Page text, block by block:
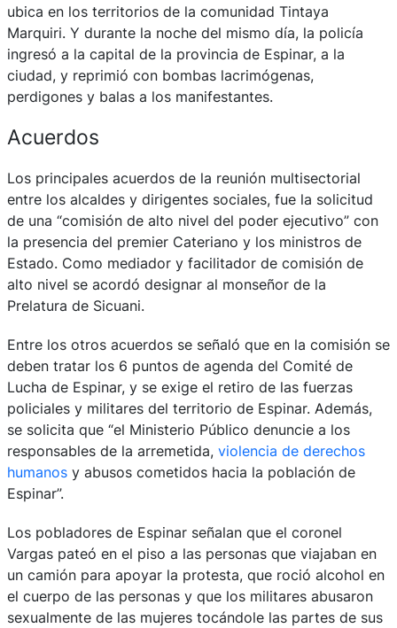
ubica en los territorios de la comunidad Tintaya
Marquiri. Y durante la noche del mismo día, la policía
ingresó a la capital de la provincia de Espinar, a la
ciudad, y reprimió con bombas lacrimógenas,
perdigones y balas a los manifestantes.
Acuerdos
Los principales acuerdos de la reunión multisectorial
entre los alcaldes y dirigentes sociales, fue la solicitud
de una “comisión de alto nivel del poder ejecutivo” con
la presencia del premier Cateriano y los ministros de
Estado. Como mediador y facilitador de comisión de
alto nivel se acordó designar al monseñor de la
Prelatura de Sicuani.
Entre los otros acuerdos se señaló que en la comisión se
deben tratar los 6 puntos de agenda del Comité de
Lucha de Espinar, y se exige el retiro de las fuerzas
policiales y militares del territorio de Espinar. Además,
se solicita que “el Ministerio Público denuncie a los
responsables de la arremetida, violencia de derechos
humanos y abusos cometidos hacia la población de
Espinar”.
Los pobladores de Espinar señalan que el coronel
Vargas pateó en el piso a las personas que viajaban en
un camión para apoyar la protesta, que roció alcohol en
el cuerpo de las personas y que los militares abusaron
sexualmente de las mujeres tocándole las partes de sus